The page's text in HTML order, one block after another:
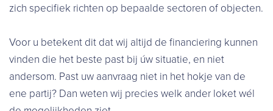
zich specifiek richten op bepaalde sectoren of objecten.
Voor u betekent dit dat wij altijd de financiering kunnen
vinden die het beste past bij úw situatie, en niet
andersom. Past uw aanvraag niet in het hokje van de
ene partij? Dan weten wij precies welk ander loket wél